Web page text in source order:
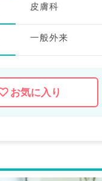
皮膚科
一般外来
お気に入り